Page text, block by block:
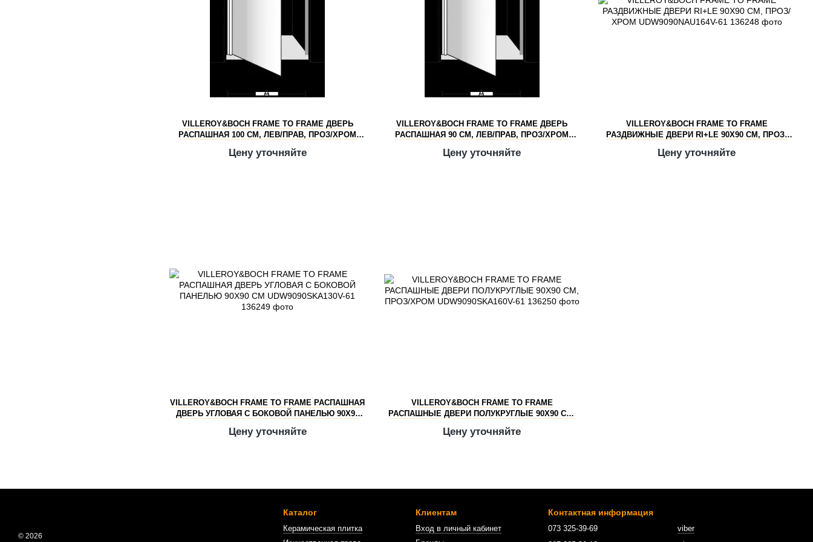
VILLEROY&BOCH FRAME TO FRAME ДВЕРЬ
РАСПАШНАЯ 100 СМ, ЛЕВ/ПРАВ, ПРОЗ/ХРОМ
Цену уточняйте
VILLEROY&BOCH FRAME TO FRAME ДВЕРЬ
РАСПАШНАЯ 90 СМ, ЛЕВ/ПРАВ, ПРОЗ/ХРОМ
Цену уточняйте
VILLEROY&BOCH FRAME TO FRAME
РАЗДВИЖНЫЕ ДВЕРИ RI+LE 90X90 СМ, ПРОЗ/
Цену уточняйте
VILLEROY&BOCH FRAME TO FRAME РАСПАШНАЯ
ДВЕРЬ УГЛОВАЯ С БОКОВОЙ ПАНЕЛЬЮ 90Х90
Цену уточняйте
VILLEROY&BOCH FRAME TO FRAME
РАСПАШНЫЕ ДВЕРИ ПОЛУКРУГЛЫЕ 90Х90 СМ,
Цену уточняйте
© 2026
Каталог
Керамическая плитка
Клиентам
Вход в личный кабинет
Контактная информация
073 325-39-69
viber